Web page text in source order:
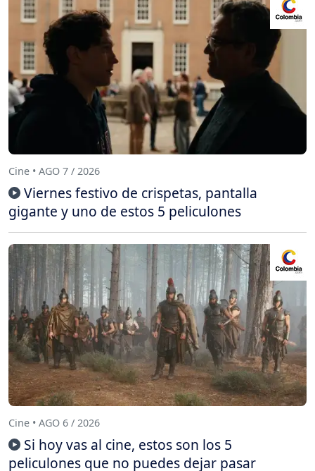
Cine • AGO 7 / 2026
Viernes festivo de crispetas, pantalla
gigante y uno de estos 5 peliculones
Cine • AGO 6 / 2026
Si hoy vas al cine, estos son los 5
peliculones que no puedes dejar pasar